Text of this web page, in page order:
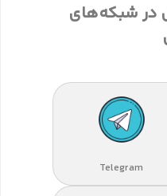
در شبکه‌های
Telegram